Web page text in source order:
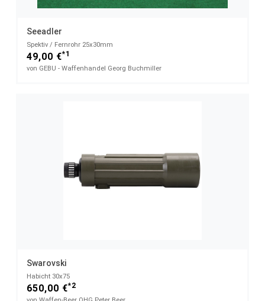
Seeadler
Spektiv / Fernrohr 25x30mm
49,00 €*1
von GEBU - Waffenhandel Georg Buchmiller
Swarovski
Habicht 30x75
650,00 €*2